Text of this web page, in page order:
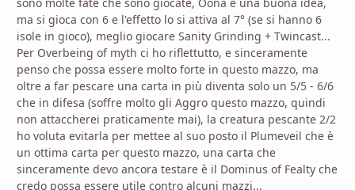
sono molte fate che sono giocate, Oona è una buona idea,
ma si gioca con 6 e l'effetto lo si attiva al 7° (se si hanno 6
isole in gioco), meglio giocare Sanity Grinding + Twincast...
Per Overbeing of myth ci ho riflettutto, e sinceramente
penso che possa essere molto forte in questo mazzo, ma
oltre a far pescare una carta in più diventa solo un 5/5 - 6/6
che in difesa (soffre molto gli Aggro questo mazzo, quindi
non attaccherei praticamente mai), la creatura pescante 2/2
ho voluta evitarla per mettee al suo posto il Plumeveil che è
un ottima carta per questo mazzo, una carta che
sinceramente devo ancora testare è il Dominus of Fealty che
credo possa essere utile contro alcuni mazzi...